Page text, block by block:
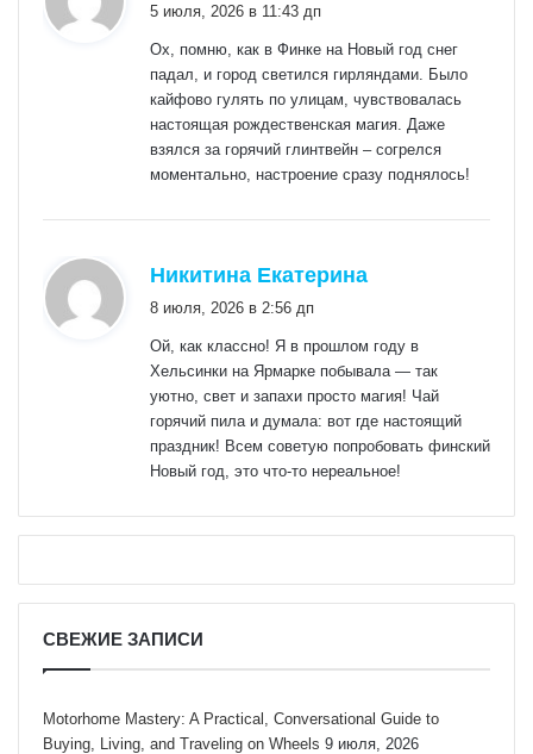
5 июля, 2026 в 11:43 дп
Ох, помню, как в Финке на Новый год снег
падал, и город светился гирляндами. Было
кайфово гулять по улицам, чувствовалась
настоящая рождественская магия. Даже
взялся за горячий глинтвейн – согрелся
моментально, настроение сразу поднялось!
Никитина Екатерина
8 июля, 2026 в 2:56 дп
Ой, как классно! Я в прошлом году в
Хельсинки на Ярмарке побывала — так
уютно, свет и запахи просто магия! Чай
горячий пила и думала: вот где настоящий
праздник! Всем советую попробовать финский
Новый год, это что-то нереальное!
СВЕЖИЕ ЗАПИСИ
Motorhome Mastery: A Practical, Conversational Guide to
Buying, Living, and Traveling on Wheels 9 июля, 2026